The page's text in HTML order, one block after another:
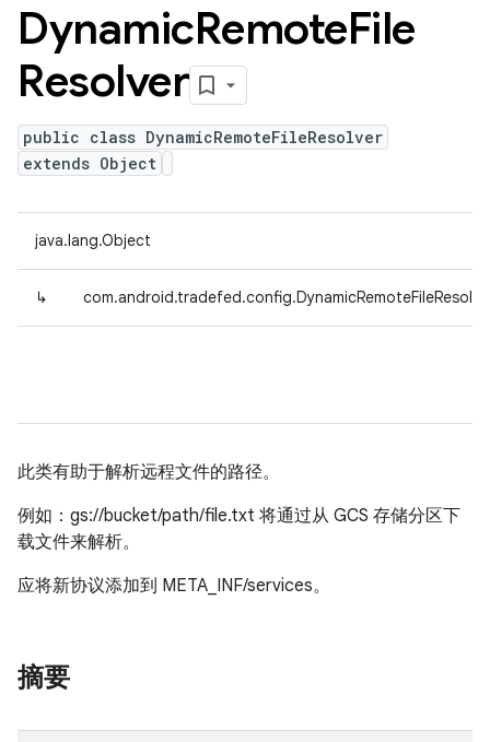
DynamicRemoteFile
Resolver
public class DynamicRemoteFileResolver
extends Object
java.lang.Object
↳
此类有助于解析远程文件的路径。
例如：gs://bucket/path/file.txt 将通过从 GCS 存储分区下
载文件来解析。
应将新协议添加到 META_INF/services。
摘要